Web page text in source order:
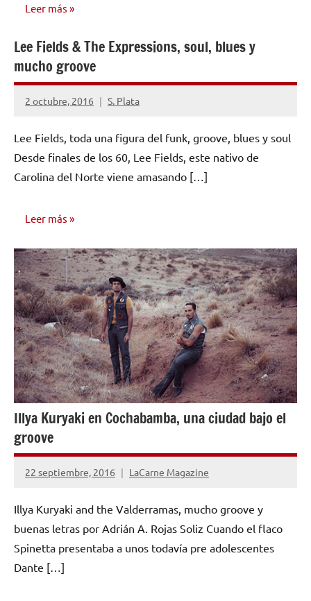
Leer más
ENTREVISTAS
Lee Fields & The Expressions, soul, blues y
mucho groove
2 octubre, 2016 S. Plata
No
comentarios
Lee Fields, toda una figura del funk, groove, blues y soul
Desde finales de los 60, Lee Fields, este nativo de
Carolina del Norte viene amasando […]
Leer más
NOTICIAS
Illya Kuryaki en Cochabamba, una ciudad bajo el
groove
22 septiembre, 2016 LaCarne Magazine
No
comentarios
Illya Kuryaki and the Valderramas, mucho groove y
buenas letras por Adrián A. Rojas Soliz Cuando el flaco
Spinetta presentaba a unos todavía pre adolescentes
Dante […]